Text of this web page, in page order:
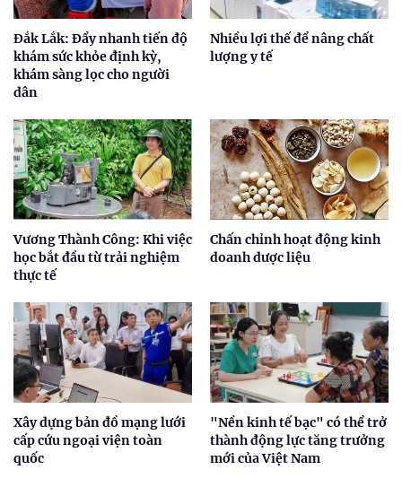
Đắk Lắk: Đẩy nhanh tiến độ
khám sức khỏe định kỳ,
khám sàng lọc cho người
dân
Nhiều lợi thế để nâng chất
lượng y tế
Vương Thành Công: Khi việc
học bắt đầu từ trải nghiệm
thực tế
Chấn chỉnh hoạt động kinh
doanh dược liệu
Xây dựng bản đồ mạng lưới
cấp cứu ngoại viện toàn
quốc
"Nền kinh tế bạc" có thể trở
thành động lực tăng trưởng
mới của Việt Nam